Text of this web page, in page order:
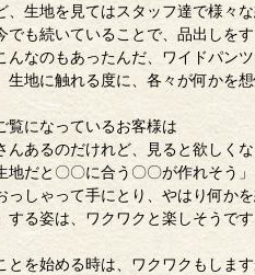
、生地を見てはスタッフ達で様々
でも続いていることで、品出しを
んなのもあったんだ、ワイドパンツ
生地に触れる度に、各々が何かを想
覧になっているお客様は
んあるのだけれど、見ると欲しく
地だと〇〇に合う〇〇が作れそう」
っしゃって手にとり、やはり何かを
する姿は、ワクワクと楽しそうです
とを始める時は、ワクワクもします